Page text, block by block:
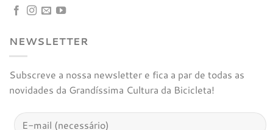
NEWSLETTER
Subscreve a nossa newsletter e fica a par de todas as
novidades da Grandíssima Cultura da Bicicleta!